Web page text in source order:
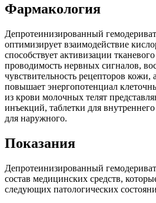
Фармакология
Депротеинизированный
оптимизирует взаимодействие
способствует активизации
проводимость нервных сигналов,
чувствительность рецепторов кожи,
повышает энергопотенциал
из крови молочных телят
инъекций, таблетки для
для наружного.
Показания
Депротеинизированный
состав медицинских средств,
следующих патологических